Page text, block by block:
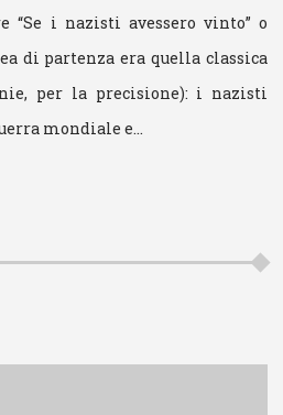
“Se i nazisti avessero vinto” o
di partenza era quella classica
per la precisione): i nazisti
mondiale e…